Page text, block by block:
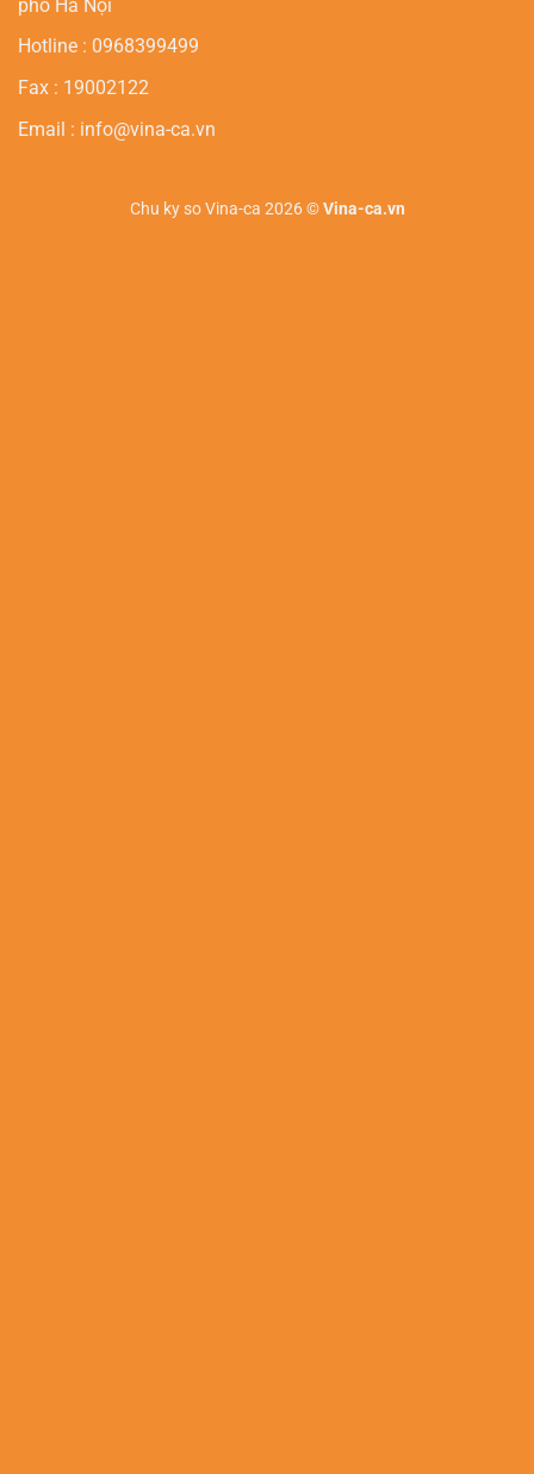
phố Hà Nội
Hotline : 0968399499
Fax : 19002122
Email : info@vina-ca.vn
Chu ky so Vina-ca 2026 ©Vina-ca.vn